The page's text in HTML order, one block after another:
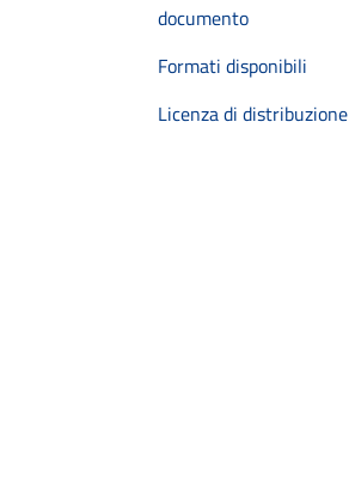
documento
Formati disponibili
Licenza di distribuzione